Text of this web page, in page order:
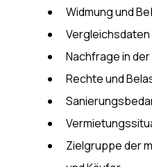
Widmung und
Nachfrage in
Rechte und
Zielgruppe der